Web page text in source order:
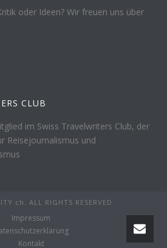
oder Ideen? Wir freuen uns über
CLUB
im Swiss Travelwriters Club, der
Reisejournalismus und
ALL RIGHTS RESERVED.
Impressum
Kontakt